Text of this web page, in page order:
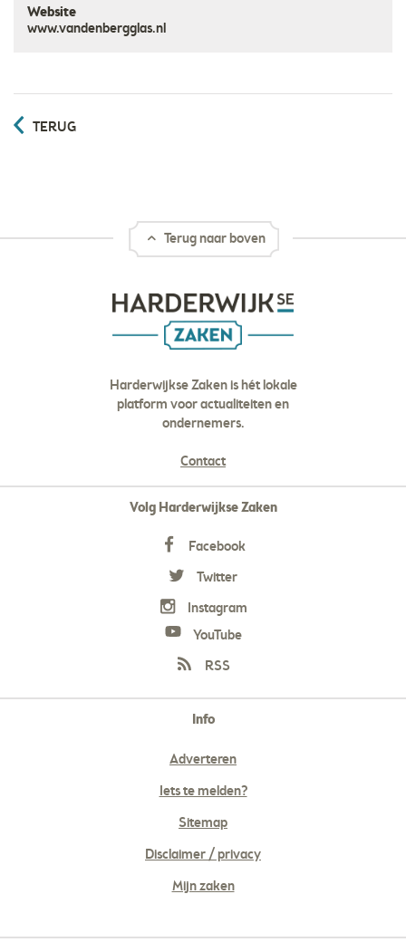
Website
www.vandenbergglas.nl
TERUG
Terug naar boven
Harderwijkse Zaken is hét lokale
platform voor actualiteiten en
ondernemers.
Contact
Volg Harderwijkse Zaken
Facebook
Twitter
Instagram
YouTube
RSS
Info
Adverteren
Iets te melden?
Sitemap
Disclaimer / privacy
Mijn zaken